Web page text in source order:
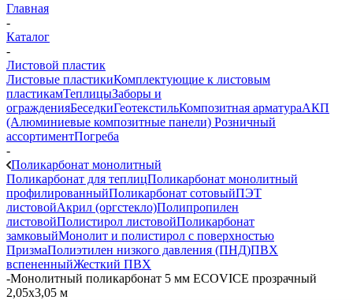
Главная
-
Каталог
-
Листовой пластик
Листовые пластикиКомплектующие к листовым
пластикамТеплицыЗаборы и
огражденияБеседкиГеотекстильКомпозитная арматураАКП
(Алюминиевые композитные панели) Розничный
ассортиментПогреба
-
Поликарбонат монолитный
Поликарбонат для теплицПоликарбонат монолитный
профилированныйПоликарбонат сотовыйПЭТ
листовойАкрил (оргстекло)Полипропилен
листовойПолистирол листовойПоликарбонат
замковыйМонолит и полистирол с поверхностью
ПризмаПолиэтилен низкого давления (ПНД)ПВХ
вспененныйЖесткий ПВХ
-Монолитный поликарбонат 5 мм ECOVICE прозрачный
2,05х3,05 м